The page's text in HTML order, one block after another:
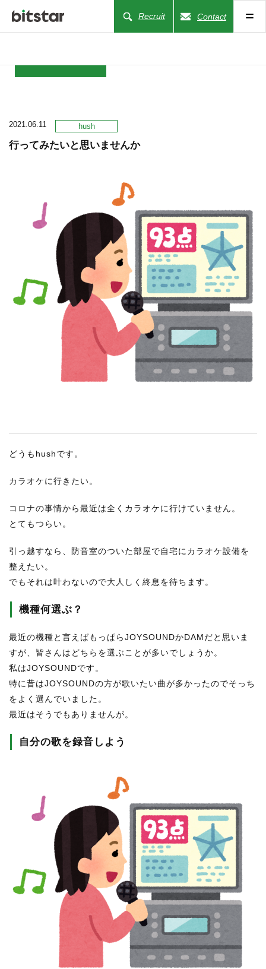
Recruit Contact
COMPANY
WORKS
ACTION
RECRUIT
STAFF BLOG
CONTACT US
サイトマップ
2021.06.11 hush
行ってみたいと思いませんか
どうもhushです。
カラオケに行きたい。
コロナの事情から最近は全くカラオケに行けていません。
とてもつらい。
引っ越すなら、防音室のついた部屋で自宅にカラオケ設備を
整えたい。
でもそれは叶わないので大人しく終息を待ちます。
機種何選ぶ？
最近の機種と言えばもっぱらJOYSOUNDかDAMだと思いま
すが、皆さんはどちらを選ぶことが多いでしょうか。
私はJOYSOUNDです。
特に昔はJOYSOUNDの方が歌いたい曲が多かったのでそっち
をよく選んでいました。
最近はそうでもありませんが。
自分の歌を録音しよう